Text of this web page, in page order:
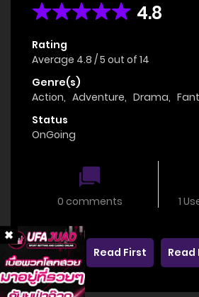
4.8
Rating
Average 4.8 /5 out of 14
Genre(s)
Action, Adventure, Drama,
Status
OnGoing
0 comments
1
Read First Read